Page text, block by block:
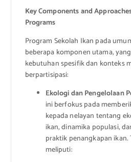
Key Components and
Programs
Program Sekolah Ikan pada
beberapa komponen utama,
kebutuhan spesifik dan konteks
berpartisipasi:
Ekologi dan Pengelolaan
ini berfokus pada
kepada nelayan tentang
ikan, dinamika populasi,
praktik penangkapan
meliputi: